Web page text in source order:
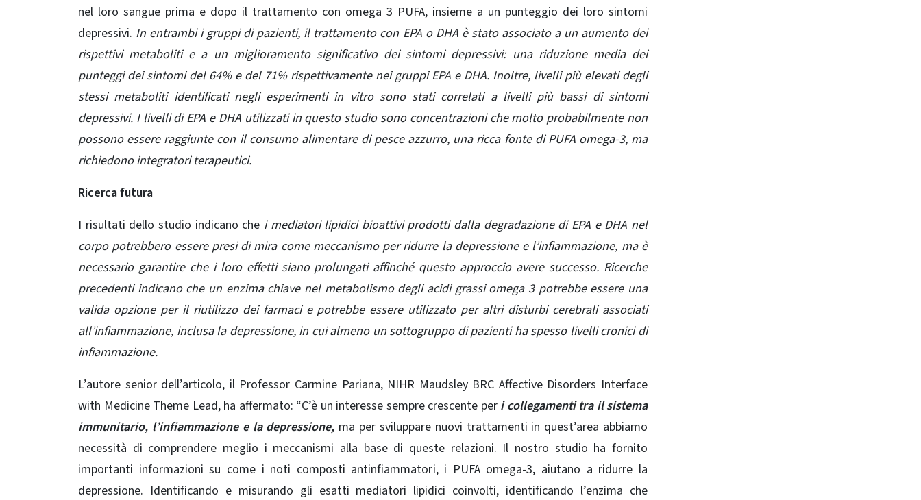
nel loro sangue prima e dopo il trattamento con omega 3 PUFA, insieme a un punteggio dei loro sintomi
depressivi. In entrambi i gruppi di pazienti, il trattamento con EPA o DHA è stato associato a un aumento dei
rispettivi metaboliti e a un miglioramento significativo dei sintomi depressivi: una riduzione media dei
punteggi dei sintomi del 64% e del 71% rispettivamente nei gruppi EPA e DHA. Inoltre, livelli più elevati degli
stessi metaboliti identificati negli esperimenti in vitro sono stati correlati a livelli più bassi di sintomi
depressivi. I livelli di EPA e DHA utilizzati in questo studio sono concentrazioni che molto probabilmente non
possono essere raggiunte con il consumo alimentare di pesce azzurro, una ricca fonte di PUFA omega-3, ma
richiedono integratori terapeutici.
Ricerca futura
I risultati dello studio indicano che i mediatori lipidici bioattivi prodotti dalla degradazione di EPA e DHA nel
corpo potrebbero essere presi di mira come meccanismo per ridurre la depressione e l’infiammazione, ma è
necessario garantire che i loro effetti siano prolungati affinché questo approccio avere successo. Ricerche
precedenti indicano che un enzima chiave nel metabolismo degli acidi grassi omega 3 potrebbe essere una
valida opzione per il riutilizzo dei farmaci e potrebbe essere utilizzato per altri disturbi cerebrali associati
all’infiammazione, inclusa la depressione, in cui almeno un sottogruppo di pazienti ha spesso livelli cronici di
infiammazione.
L’autore senior dell’articolo, il Professor Carmine Pariana, NIHR Maudsley BRC Affective Disorders Interface
with Medicine Theme Lead, ha affermato: “C’è un interesse sempre crescente peri collegamenti tra il sistema
immunitario, l’infiammazione e la depressione, ma per sviluppare nuovi trattamenti in quest’area abbiamo
necessità di comprendere meglio i meccanismi alla base di queste relazioni. Il nostro studio ha fornito
importanti informazioni su come i noti composti antinfiammatori, i PUFA omega-3, aiutano a ridurre la
depressione. Identificando e misurando gli esatti mediatori lipidici coinvolti, identificando l’enzima che